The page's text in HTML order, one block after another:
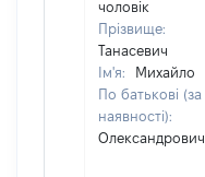
чоловік
Прізвище:
Танасевич
Ім'я:
Михайло
По батькові (за
наявності):
Олександрович